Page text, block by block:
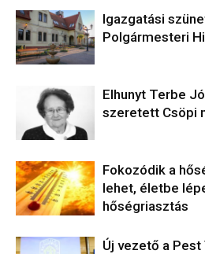
Igazgatási
Polgármesteri
Elhunyt Terbe
szeretett Csöpi
Fokozódik a
lehet, életbe
hőségriasztás
Új vezető a